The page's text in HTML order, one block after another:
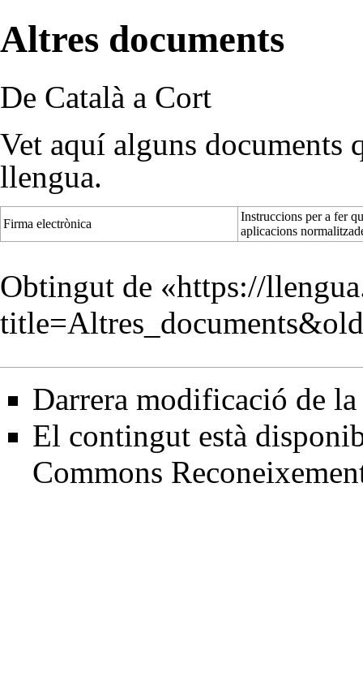
Altres documents
De Català a Cort
Vet aquí alguns documents
llengua.
Firma electrònica
Instruccions per a fer
aplicacions
Obtingut de «https://
Darrera modificació de
El contingut està
Commons